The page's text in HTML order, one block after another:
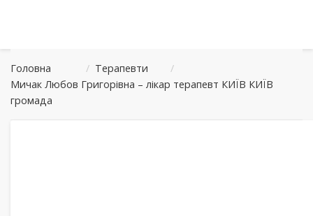
Головна / Терапевти
/
Мичак Любов Григорівна – лікар терапевт КИЇВ КИЇВ
громада